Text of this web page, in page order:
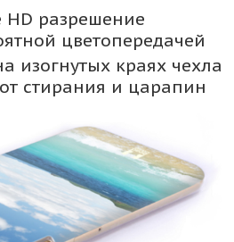
HD разрешение
цветопередачей
изогнутых краях чехла
стирания и царапин